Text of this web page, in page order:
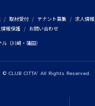
取材受付 テナント募集
求人情報
報保護
お問い合わせ
（川崎・蒲田）
© CLUB CITTA’ All Rights Reserved.